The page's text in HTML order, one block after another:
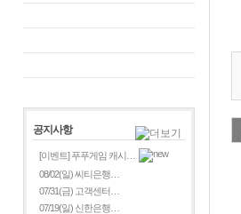
공지사항
[이벤트] 푸푸게임 캐시…
08/02(일) 씨티은행…
07/31(금) 고객센터…
07/19(일) 신한은행…